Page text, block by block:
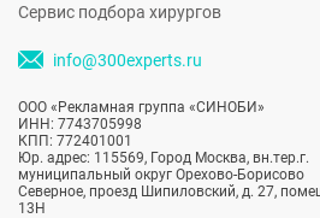
Сервис подбора хирургов
info@300experts.ru
ООО «Рекламная группа «СИНОБИ»
ИНН: 7743705998
КПП: 772401001
Юр. адрес: 115569, Город Москва, вн.тер.г.
муниципальный округ Орехово-Борисово
Северное, проезд Шипиловский, д. 27,
13Н